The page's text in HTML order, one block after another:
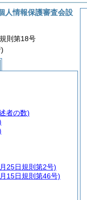
人情報保護審査会設
則第18号
者の数)
25日規則第2号)
15日規則第46号)